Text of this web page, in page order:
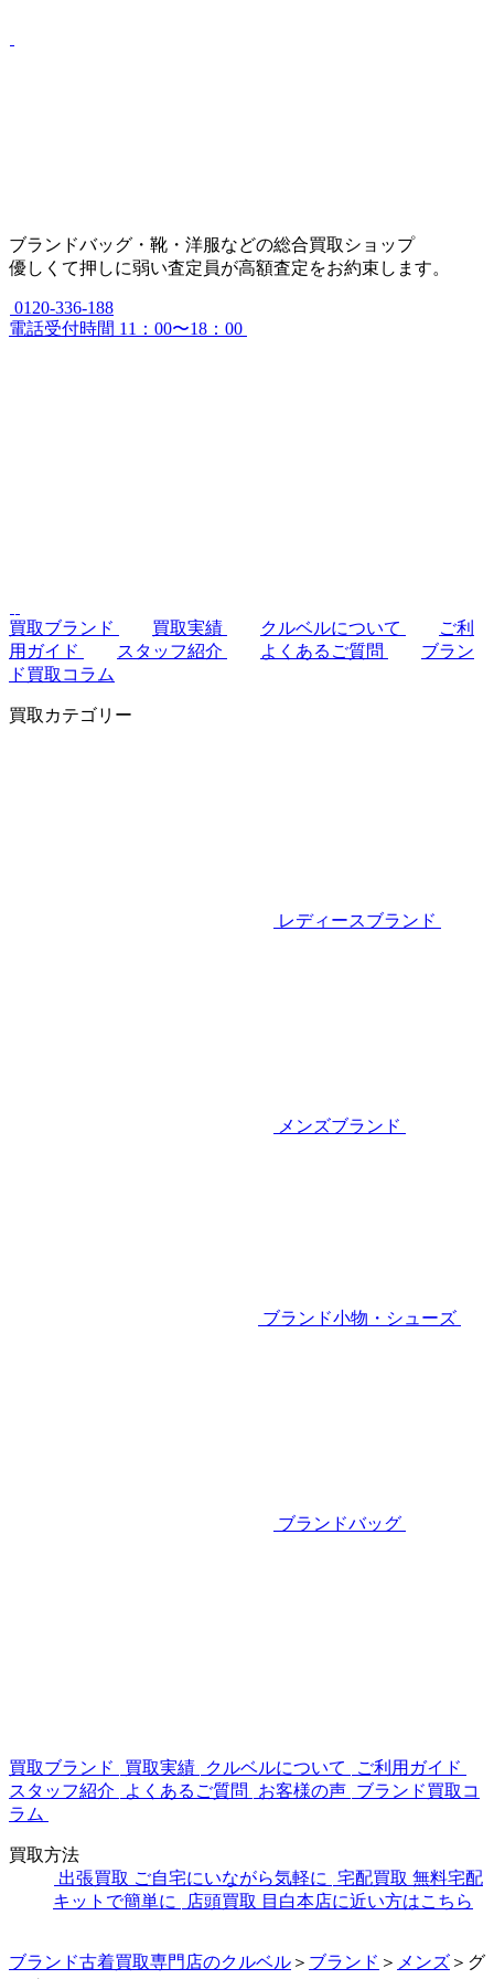
ブランドバッグ・靴・洋服などの総合買取ショップ
優しくて押しに弱い査定員が高額査定をお約束します。
0120-336-188
電話受付時間 11：00〜18：00
買取ブランド 買取実績 クルベルについて
ご利
用ガイド
スタッフ紹介 よくあるご質問
ブラン
ド買取コラム
買取カテゴリー
レディースブランド
メンズブランド
ブランド小物・シューズ
ブランドバッグ
買取ブランド 買取実績 クルベルについて
ご利用ガイド
スタッフ紹介
よくあるご質問 お客様の声 ブランド買取コ
ラム
買取方法
出張買取 ご自宅にいながら気軽に 宅配買取 無料宅配
キットで簡単に
店頭買取 目白本店に近い方はこちら
ブランド古着買取専門店のクルベル ＞ ブランド ＞ メンズ ＞ グ